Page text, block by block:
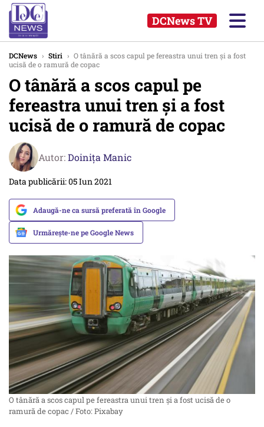
DCNews TV
DCNews › Stiri › O tânără a scos capul pe fereastra unui tren și a fost
ucisă de o ramură de copac
O tânără a scos capul pe
fereastra unui tren și a fost
ucisă de o ramură de copac
Autor:Doinița Manic
Data publicării: 05 Iun 2021
Adaugă-ne ca sursă preferată în Google
Urmărește-ne pe Google News
O tânără a scos capul pe fereastra unui tren și a fost ucisă de o
ramură de copac / Foto: Pixabay